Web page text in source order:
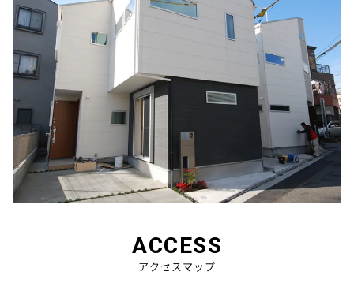
ACCESS
アクセスマップ